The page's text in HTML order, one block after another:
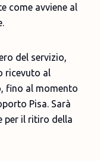
come avviene al
del servizio,
ricevuto al
fino al momento
Pisa. Sarà
per il ritiro della